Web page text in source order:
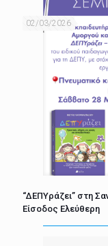
02/03/2026
“ΔΕΠΥράζει” στη
Είσοδος Ελεύθερη